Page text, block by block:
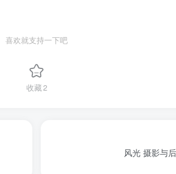
喜欢就支持一下吧
收藏2
风光 摄影与